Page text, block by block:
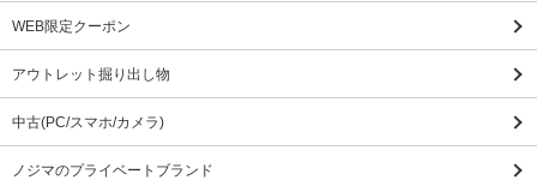
WEB限定クーポン
アウトレット掘り出し物
中古(PC/スマホ/カメラ)
ノジマのプライベートブランド